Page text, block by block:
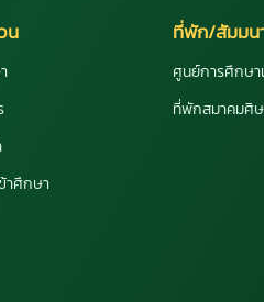
น
าศึกษา
ที่พัก/สัมมน
ศูนย์การศึกษา
ที่พักสมาคมศิษ